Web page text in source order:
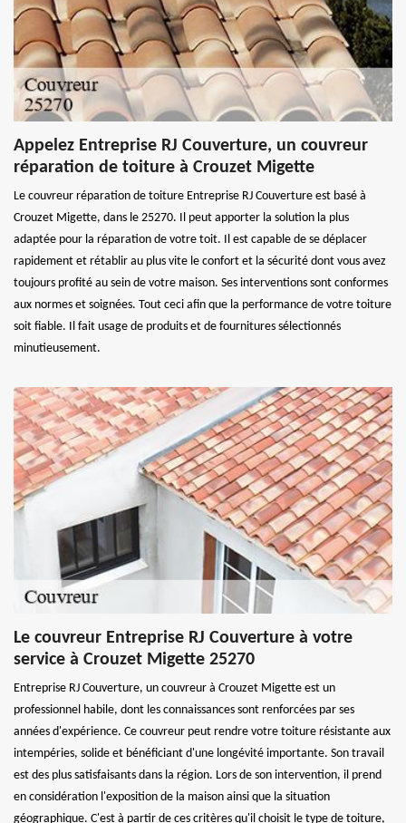
Appelez Entreprise RJ Couverture, un couvreur
réparation de toiture à Crouzet Migette
Le couvreur réparation de toiture Entreprise RJ Couverture est basé à
Crouzet Migette, dans le 25270. Il peut apporter la solution la plus
adaptée pour la réparation de votre toit. Il est capable de se déplacer
rapidement et rétablir au plus vite le confort et la sécurité dont vous avez
toujours profité au sein de votre maison. Ses interventions sont conformes
aux normes et soignées. Tout ceci afin que la performance de votre toiture
soit fiable. Il fait usage de produits et de fournitures sélectionnés
minutieusement.
Le couvreur Entreprise RJ Couverture à votre
service à Crouzet Migette 25270
Entreprise RJ Couverture, un couvreur à Crouzet Migette est un
professionnel habile, dont les connaissances sont renforcées par ses
années d'expérience. Ce couvreur peut rendre votre toiture résistante aux
intempéries, solide et bénéficiant d'une longévité importante. Son travail
est des plus satisfaisants dans la région. Lors de son intervention, il prend
en considération l'exposition de la maison ainsi que la situation
géographique. C'est à partir de ces critères qu'il choisit le type de toiture,